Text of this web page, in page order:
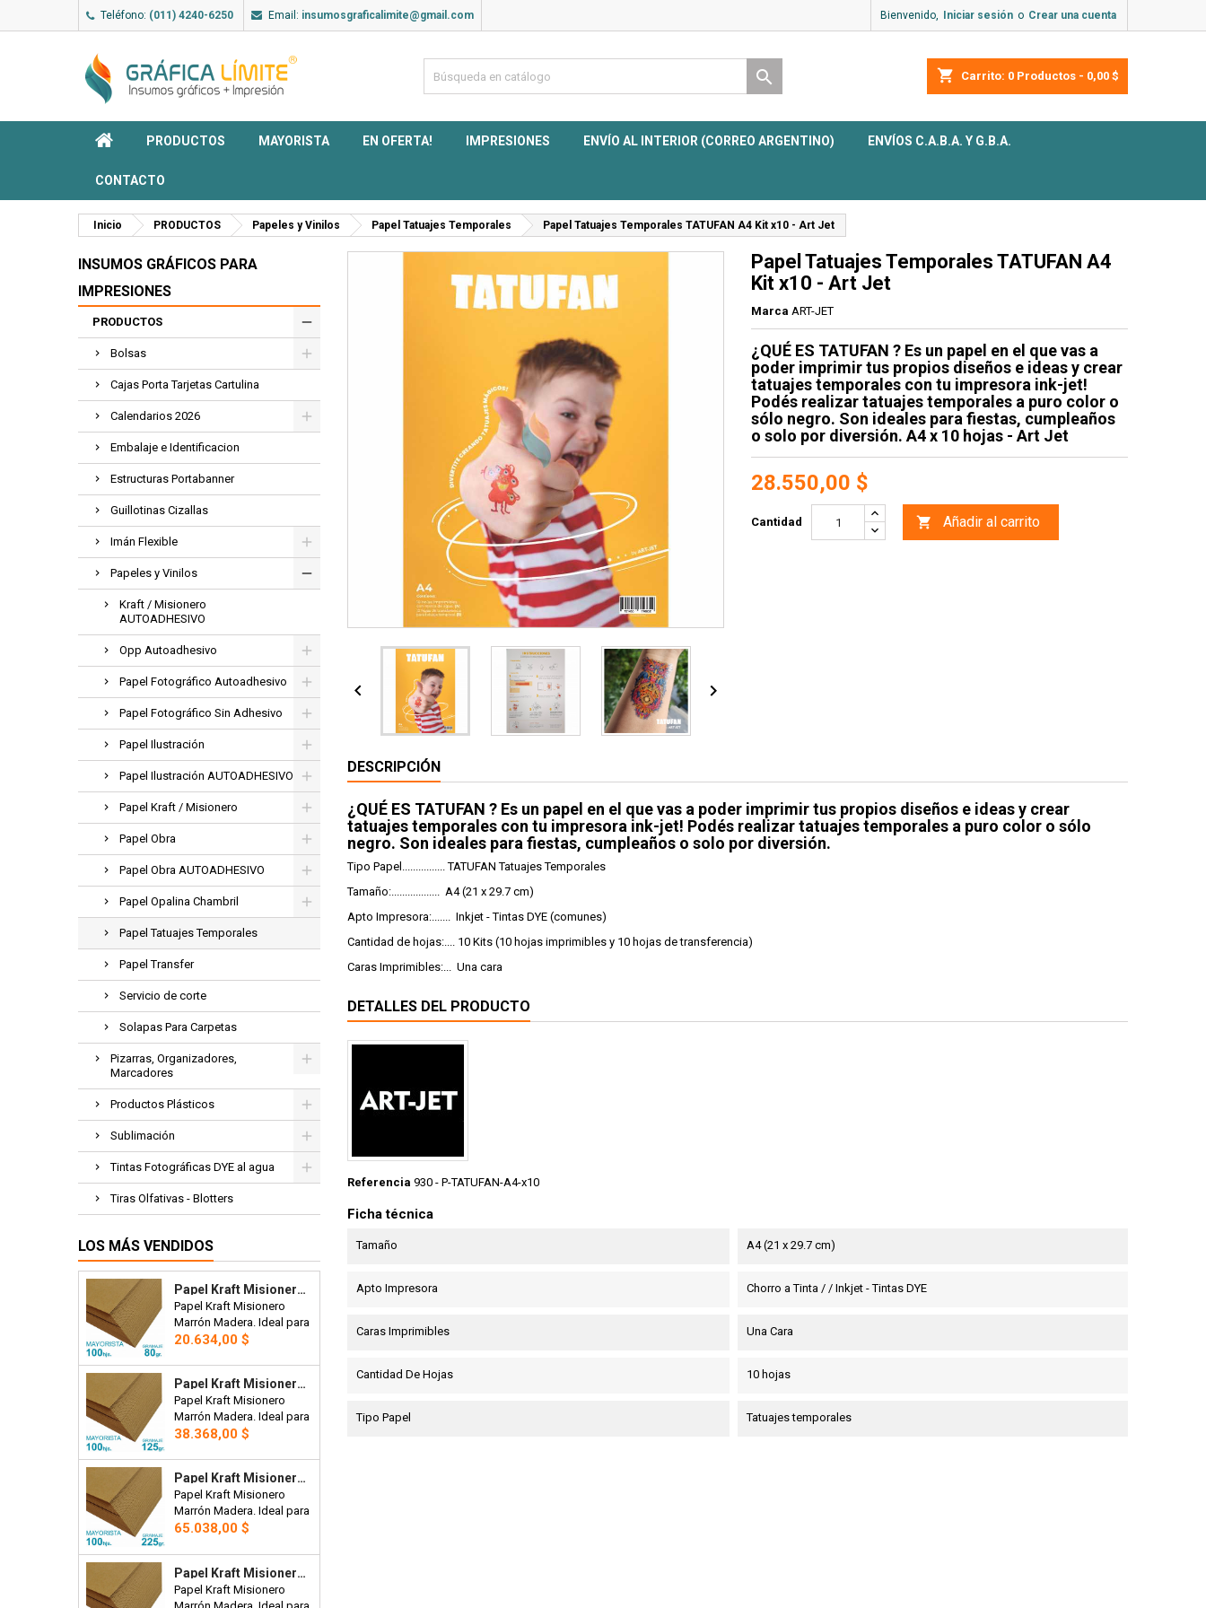
Teléfono: (011) 4240-6250 Email: insumosgraficalimite@gmail.com Bienvenido, Iniciar sesión o Crear una cuenta
shopping_cart Carrito: 0 Productos - 0,00 $

PRODUCTOS MAYORISTA EN OFERTA! IMPRESIONES ENVÍO AL INTERIOR (CORREO ARGENTINO) ENVÍOS C.A.B.A. Y G.B.A.
CONTACTO
Inicio PRODUCTOS Papeles y Vinilos Papel Tatuajes Temporales Papel Tatuajes Temporales TATUFAN A4 Kit x10 - Art Jet
INSUMOS GRÁFICOS PARA
IMPRESIONES
PRODUCTOS
Bolsas
Cajas Porta Tarjetas Cartulina
Calendarios 2026
Embalaje e Identificacion
Estructuras Portabanner
Guillotinas Cizallas
Imán Flexible
Papeles y Vinilos
Kraft / Misionero
AUTOADHESIVO
Opp Autoadhesivo
Papel Fotográfico Autoadhesivo
Papel Fotográfico Sin Adhesivo
Papel Ilustración
Papel Ilustración AUTOADHESIVO
Papel Kraft / Misionero
Papel Obra
Papel Obra AUTOADHESIVO
Papel Opalina Chambril
Papel Tatuajes Temporales
Papel Transfer
Servicio de corte
Solapas Para Carpetas
Pizarras, Organizadores,
Marcadores
Productos Plásticos
Sublimación
Tintas Fotográficas DYE al agua
Tiras Olfativas - Blotters
LOS MÁS VENDIDOS
Papel Kraft Misionero 120 X 85cm. 80 Gr. Madera Marron X100 Hojas Precio Mayorista.
Papel Kraft Misionero
Marrón Madera. Ideal para
bolsas, manteles,
Mayorista x 100 hojas.
Precio
20.634,00 $
Papel Kraft Misionero 120 X 85cm. 125 Gr. Madera Marrón X100 Hojas Precio Mayorista.
Papel Kraft Misionero
Marrón Madera. Ideal para
bolsas, artesanías,
costura, tarjetas,
envoltorios, invitaciones.
120 x 85cm. 270 gr. Precio
Mayorista x100 hojas
Precio
38.368,00 $
Papel Kraft Misionero 120 X 85cm. 225 Gr. Madera Marrón X100 Hojas Precio Mayorista.
Papel Kraft Misionero
Marrón Madera. Ideal para
bolsas, artesanías,
plantillas de corte para
costura, tarjetas,
envoltorios, invitaciones.
Precio
65.038,00 $
Papel Kraft Misionero 120 X 85cm. 270 Gr. Madera Marrón X20 Hojas
Papel Kraft Misionero
 
Papel Tatuajes Temporales TATUFAN A4
Kit x10 - Art Jet
Marca ART-JET
¿QUÉ ES TATUFAN ? Es un papel en el que vas a
poder imprimir tus propios diseños e ideas y crear
tatuajes temporales con tu impresora ink-jet!
Podés realizar tatuajes temporales a puro color o
sólo negro. Son ideales para fiestas, cumpleaños
o solo por diversión. A4 x 10 hojas - Art Jet
28.550,00 $
Cantidad  Añadir al carrito
DESCRIPCIÓN
¿QUÉ ES TATUFAN ? Es un papel en el que vas a poder imprimir tus propios diseños e ideas y crear
tatuajes temporales con tu impresora ink-jet! Podés realizar tatuajes temporales a puro color o sólo
negro. Son ideales para fiestas, cumpleaños o solo por diversión.
Tipo Papel................ TATUFAN Tatuajes Temporales
Tamaño:.................. A4 (21 x 29.7 cm)
Apto Impresora:....... Inkjet - Tintas DYE (comunes)
Cantidad de hojas:.... 10 Kits (10 hojas imprimibles y 10 hojas de transferencia)
Caras Imprimibles:... Una cara
DETALLES DEL PRODUCTO
Referencia 930 - P-TATUFAN-A4-x10
Ficha técnica
Tamaño A4 (21 x 29.7 cm)
Apto Impresora Chorro a Tinta / / Inkjet - Tintas DYE
Caras Imprimibles Una Cara
Cantidad De Hojas 10 hojas
Tipo Papel Tatuajes temporales